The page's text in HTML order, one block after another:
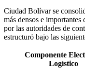
Ciudad Bolívar se
más densos e
por las autoridades de
estructuró bajo las
Componente
Logístico